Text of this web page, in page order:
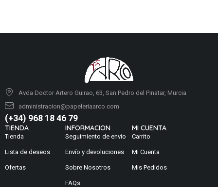
Avda Doctor Artero Guirao, 63, San Pedro del Pinatar, Murcia
administracion@papeleriaarco.com
(+34) 968 18 46 79
TIENDA
Tienda
Lista de deseos
Ofertas
INFORMACION
Seguimiento de envío
Envío y devoluciones
Sobre Nosotros
FAQs
MI CUENTA
Carrito
Mi Cuenta
Mis Pedidos